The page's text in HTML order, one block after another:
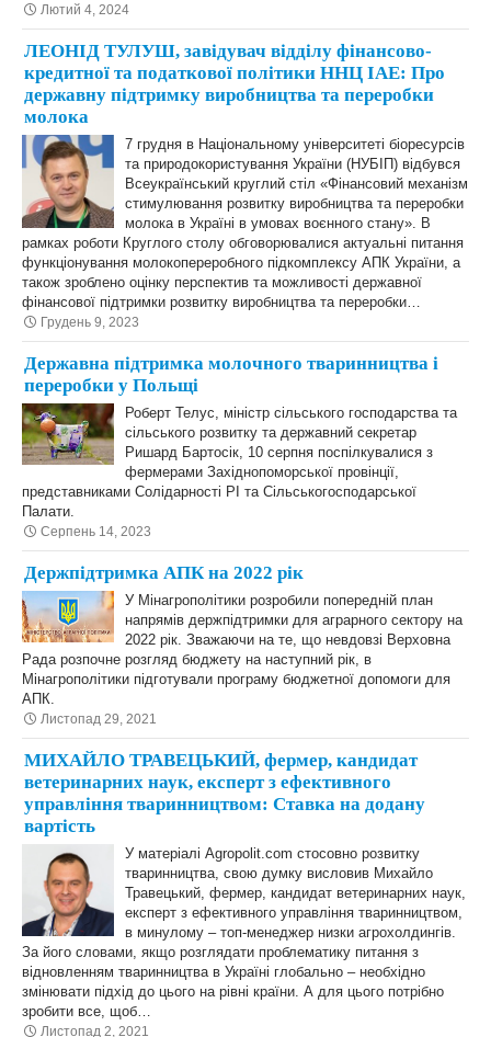
Лютий 4, 2024
ЛЕОНІД ТУЛУШ, завідувач відділу фінансово-
кредитної та податкової політики ННЦ ІАЕ: Про
державну підтримку виробництва та переробки
молока
7 грудня в Національному університеті біоресурсів
та природокористування України (НУБІП) відбувся
Всеукраїнський круглий стіл «Фінансовий механізм
стимулювання розвитку виробництва та переробки
молока в Україні в умовах воєнного стану». В
рамках роботи Круглого столу обговорювалися актуальні питання
функціонування молокопереробного підкомплексу АПК України, а
також зроблено оцінку перспектив та можливості державної
фінансової підтримки розвитку виробництва та переробки…
Грудень 9, 2023
Державна підтримка молочного тваринництва і
переробки у Польщі
Роберт Телус, міністр сільського господарства та
сільського розвитку та державний секретар
Ришард Бартосік, 10 серпня поспілкувалися з
фермерами Західнопоморської провінції,
представниками Солідарності РІ та Сільськогосподарської
Палати.
Серпень 14, 2023
Держпідтримка АПК на 2022 рік
У Мінагрополітики розробили попередній план
напрямів держпідтримки для аграрного сектору на
2022 рік. Зважаючи на те, що невдовзі Верховна
Рада розпочне розгляд бюджету на наступний рік, в
Мінагрополітики підготували програму бюджетної допомоги для
АПК.
Листопад 29, 2021
МИХАЙЛО ТРАВЕЦЬКИЙ, фермер, кандидат
ветеринарних наук, експерт з ефективного
управління тваринництвом: Ставка на додану
вартість
У матеріалі Agropolit.com стосовно розвитку
тваринництва, свою думку висловив Михайло
Травецький, фермер, кандидат ветеринарних наук,
експерт з ефективного управління тваринництвом,
в минулому – топ-менеджер низки агрохолдингів.
За його словами, якщо розглядати проблематику питання з
відновленням тваринництва в Україні глобально – необхідно
змінювати підхід до цього на рівні країни. А для цього потрібно
зробити все, щоб…
Листопад 2, 2021